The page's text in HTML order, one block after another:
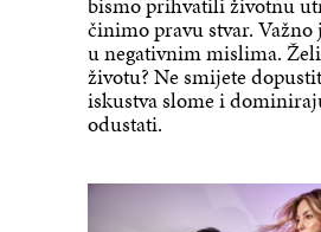
činimo pravu stvar. Važno
u negativnim mislima.
životu? Ne smijete
iskustva slome i
odustati.